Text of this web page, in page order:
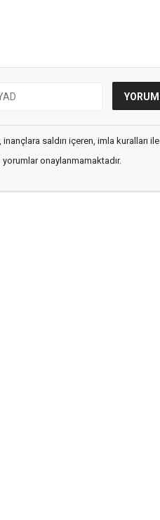
saldırı içeren, imla kuralları ile
yorumlar onaylanmamaktadır.